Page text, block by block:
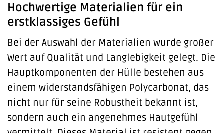
Hochwertige Materialien für ein
erstklassiges Gefühl
Bei der Auswahl der Materialien wurde großer
Wert auf Qualität und Langlebigkeit gelegt. Die
Hauptkomponenten der Hülle bestehen aus
einem widerstandsfähigen Polycarbonat, das
nicht nur für seine Robustheit bekannt ist,
sondern auch ein angenehmes Hautgefühl